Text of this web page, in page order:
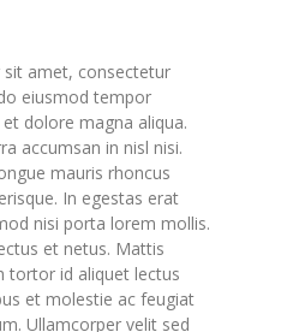
amet, consectetur
eiusmod tempor
dolore magna aliqua.
accumsan in nisl nisi.
mauris rhoncus
In egestas erat
nisi porta lorem mollis.
et netus. Mattis
tortor id aliquet lectus
et molestie ac feugiat
Ullamcorper velit sed